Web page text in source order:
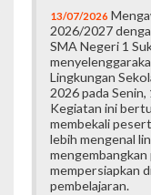
13/07/2026
2026/2027
SMA Negeri 1
Lingkungan
2026 pada Senin,
Kegiatan ini
membekali
lebih mengenal
mempersiapkan
pembelajaran.